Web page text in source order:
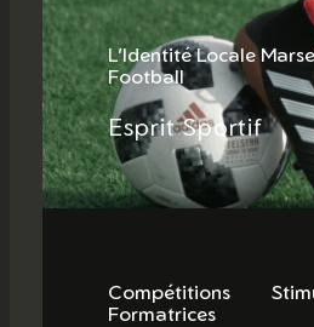
L’Identité Locale
Football
Esprit Sportif
Compétitions
Formatrices